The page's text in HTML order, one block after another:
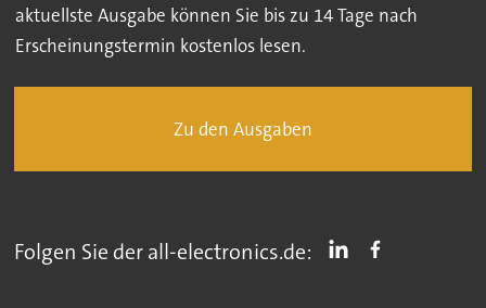
aktuellste Ausgabe können Sie bis zu 14 Tage nach
Erscheinungstermin kostenlos lesen.
Zu den Ausgaben
Folgen Sie der all-electronics.de: